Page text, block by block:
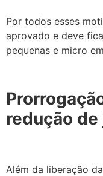
Por todos esses
aprovado e deve
pequenas e micro
redução de
Além da liberação